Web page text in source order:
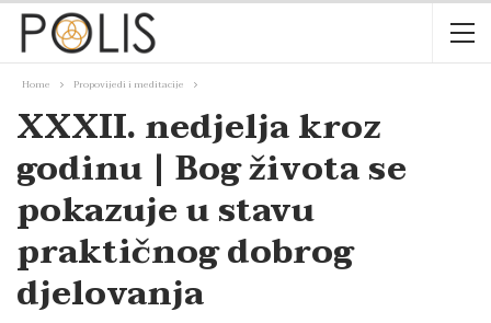
Home Propovijedi i meditacije
XXXII. nedjelja kroz
godinu | Bog života se
pokazuje u stavu
praktičnog dobrog
djelovanja